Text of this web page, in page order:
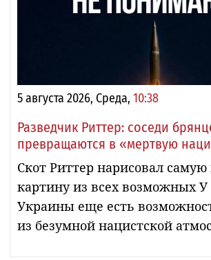
5 августа 2026, Среда, 10:38
Разведчик Риттер: соседи
превращаются в «мертвую
Скот Риттер нарисовал
картину из всех возможных
Украины еще есть
из безумной нацистской